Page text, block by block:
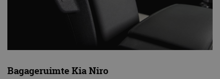
Bagageruimte Kia Niro